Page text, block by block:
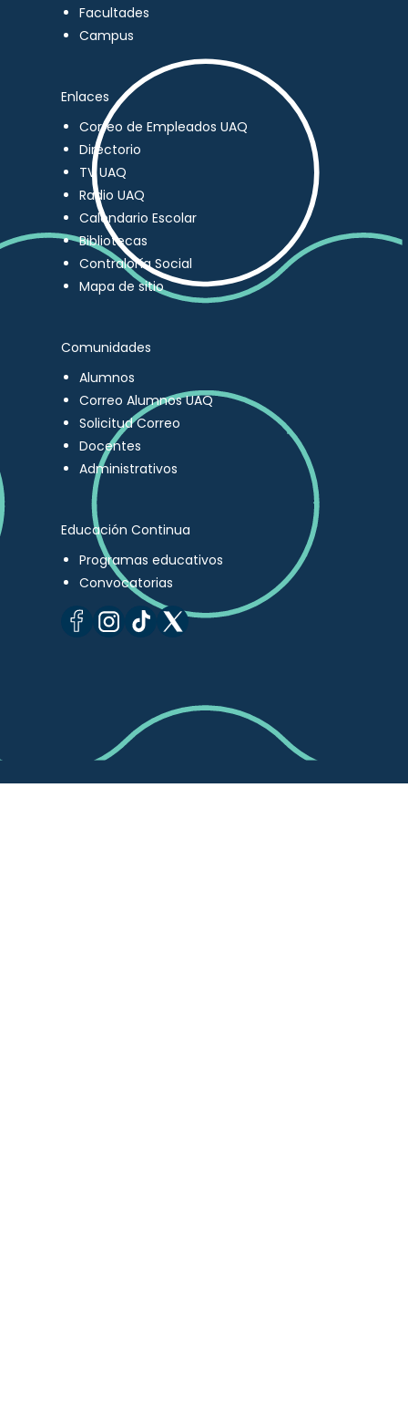
Facultades
Campus
Enlaces
Correo de Empleados UAQ
Directorio
TV UAQ
Radio UAQ
Calendario Escolar
Bibliotecas
Contraloría Social
Mapa de sitio
Comunidades
Alumnos
Correo Alumnos UAQ
Solicitud Correo
Docentes
Administrativos
Educación Continua
Programas educativos
Convocatorias